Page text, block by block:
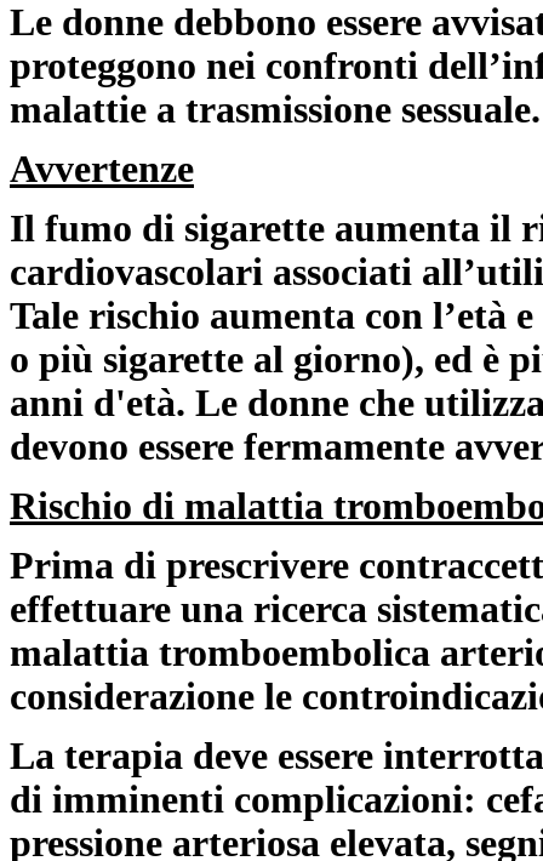
Le donne debbono essere
proteggono nei confronti
malattie a trasmissione sessuale.
Avvertenze
Il fumo di sigarette aumenta il
cardiovascolari associati
Tale rischio aumenta con l’età
o più sigarette al giorno), ed è
anni d'età. Le donne che
devono essere fermamente
Rischio di malattia
Prima di prescrivere
effettuare una ricerca
malattia tromboembolica
considerazione le
La terapia deve essere
di imminenti complicazioni:
pressione arteriosa elevata,